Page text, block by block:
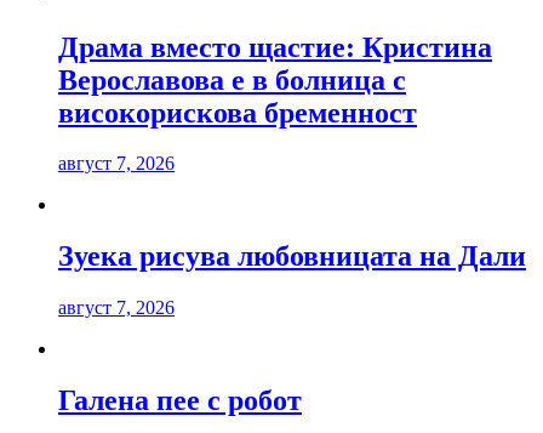
Драма вместо щастие: Кристина
Верославова е в болница с
високорискова бременност
август 7, 2026
Зуека рисува любовницата на Дали
август 7, 2026
Галена пее с робот